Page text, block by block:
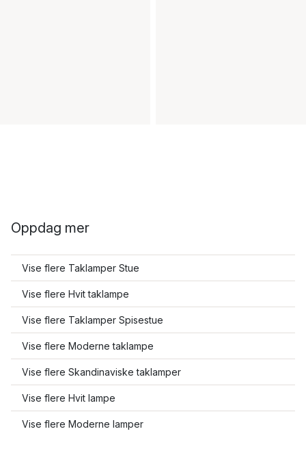
Oppdag mer
Vise flere Taklamper Stue
Vise flere Hvit taklampe
Vise flere Taklamper Spisestue
Vise flere Moderne taklampe
Vise flere Skandinaviske taklamper
Vise flere Hvit lampe
Vise flere Moderne lamper